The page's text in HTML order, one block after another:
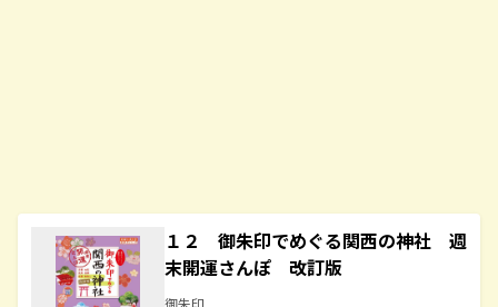
１２ 御朱印でめぐる関西の神社 週
末開運さんぽ 改訂版
御朱印